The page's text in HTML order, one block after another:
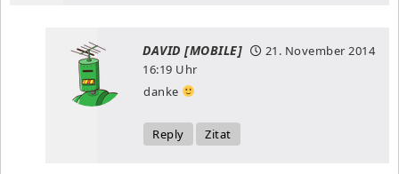
DAVID [MOBILE]
21. November 2014
16:19 Uhr
danke
Reply Zitat